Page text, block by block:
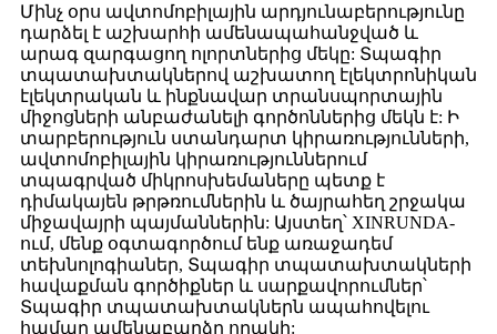
Մինչ օրս ավտոմոբիլային արդյունաբերությունը
դարձել է աշխարհի ամենապահանջված և
արագ զարգացող ոլորտներից մեկը: Տպագիր
տպատախտակներով աշխատող էլեկտրոնիկան
էլեկտրական և ինքնավար տրանսպորտային
միջոցների անբաժանելի գործոններից մեկն է: Ի
տարբերություն ստանդարտ կիրառությունների,
ավտոմոբիլային կիրառություններում
տպագրված միկրոսխեմաները պետք է
դիմակայեն թրթռումներին և ծայրահեղ շրջակա
միջավայրի պայմաններին: Այստեղ՝ XINRUNDA-
ում, մենք օգտագործում ենք առաջադեմ
տեխնոլոգիաներ, Տպագիր տպատախտակների
հավաքման գործիքներ և սարքավորումներ՝
Տպագիր տպատախտակներն ապահովելու
համար ամենաբարձր որակի: